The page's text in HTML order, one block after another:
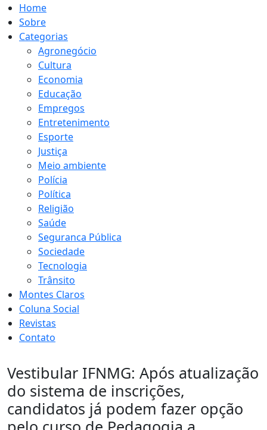
Home
Sobre
Categorias
Agronegócio
Cultura
Economia
Educação
Empregos
Entretenimento
Esporte
Justiça
Meio ambiente
Polícia
Política
Religião
Saúde
Seguranca Pública
Sociedade
Tecnologia
Trânsito
Montes Claros
Coluna Social
Revistas
Contato
Vestibular IFNMG: Após atualização
do sistema de inscrições,
candidatos já podem fazer opção